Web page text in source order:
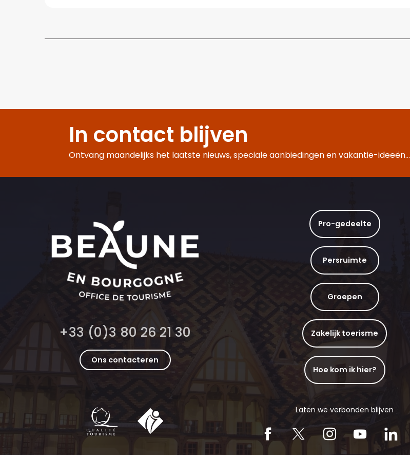
In contact blijven
Ontvang maandelijks het laatste nieuws, speciale aanbiedingen en vakantie-ideeën...
+33 (0)3 80 26 21 30
Ons contacteren
Pro-gedeelte
Persruimte
Groepen
Zakelijk toerisme
Hoe kom ik hier?
Laten we verbonden blijven